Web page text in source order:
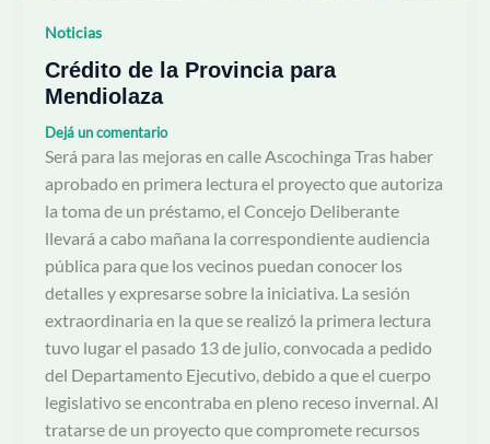
Noticias
Crédito de la Provincia para
Mendiolaza
Dejá un comentario
Será para las mejoras en calle Ascochinga Tras haber
aprobado en primera lectura el proyecto que autoriza
la toma de un préstamo, el Concejo Deliberante
llevará a cabo mañana la correspondiente audiencia
pública para que los vecinos puedan conocer los
detalles y expresarse sobre la iniciativa. La sesión
extraordinaria en la que se realizó la primera lectura
tuvo lugar el pasado 13 de julio, convocada a pedido
del Departamento Ejecutivo, debido a que el cuerpo
legislativo se encontraba en pleno receso invernal. Al
tratarse de un proyecto que compromete recursos